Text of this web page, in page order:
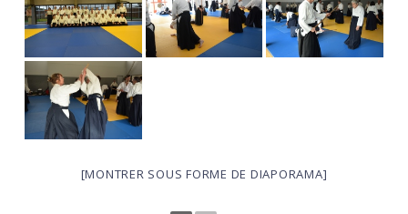
[MONTRER SOUS FORME DE DIAPORAMA]